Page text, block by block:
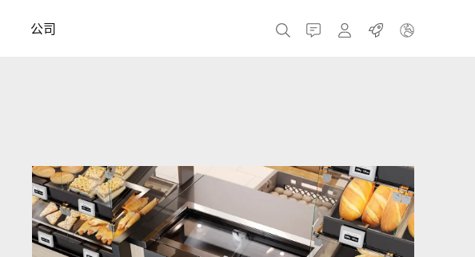
公司 接触 MyBizerba
职业
德国 希腊
意大利 荷兰